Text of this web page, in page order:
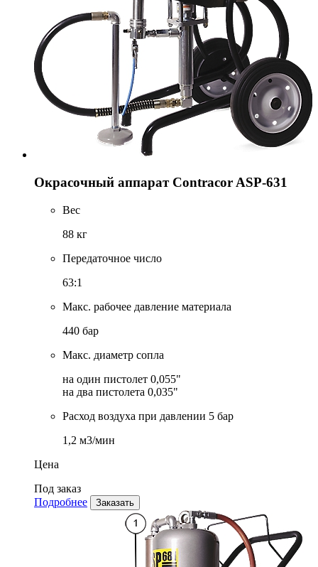
Окрасочный аппарат Contracor ASP-631
Вес
88 кг
Передаточное число
63:1
Макс. рабочее давление материала
440 бар
Макс. диаметр сопла
на один пистолет 0,055"
на два пистолета 0,035"
Расход воздуха при давлении 5 бар
1,2 м3/мин
Цена
Под заказ
Подробнее
Заказать